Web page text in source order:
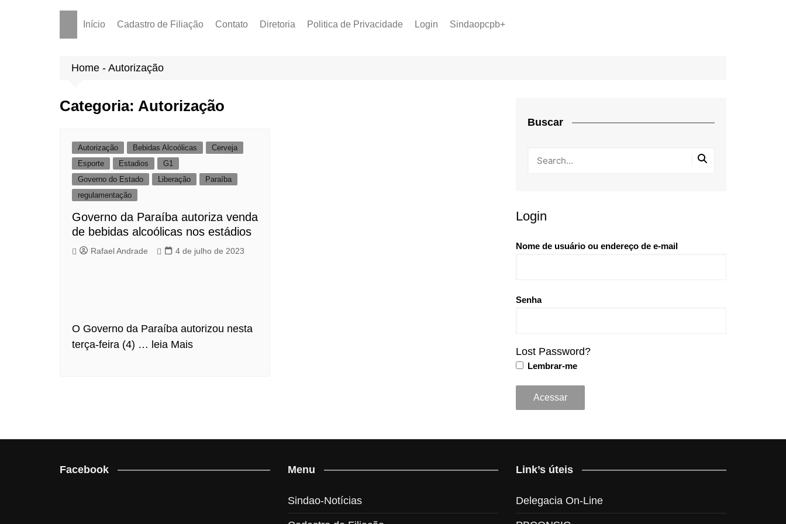
Início Cadastro de Filiação Contato Diretoria Politica de Privacidade Login Sindaopcpb+
Home - Autorização
Categoria: Autorização
Autorização Bebidas Alcoólicas
Cerveja
Esporte
Estadios
G1
Governo do Estado
Liberação
Paraíba
regulamentação
Governo da Paraíba autoriza venda
de bebidas alcoólicas nos estádios
Rafael Andrade 4 de julho de 2023
O Governo da Paraíba autorizou nesta
terça-feira (4) … leia Mais
Buscar
Login
Nome de usuário ou endereço de e-mail
Senha
Lost Password?
Lembrar-me
Facebook Menu
Sindao-Notícias
Link’s úteis
Delegacia On-Line